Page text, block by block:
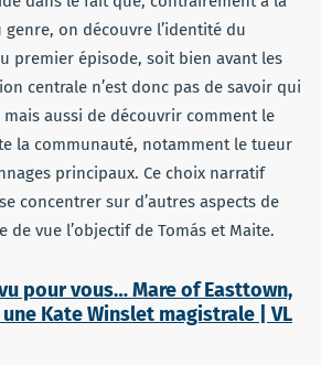
on découvre l’identité du
premier épisode, soit bien avant les
centrale n’est donc pas de savoir qui
aussi de découvrir comment le
la communauté, notamment le tueur
principaux. Ce choix narratif
concentrer sur d’autres aspects de
de vue l’objectif de Tomás et Maite.
pour vous… Mare of Easttown,
Kate Winslet magistrale | VL